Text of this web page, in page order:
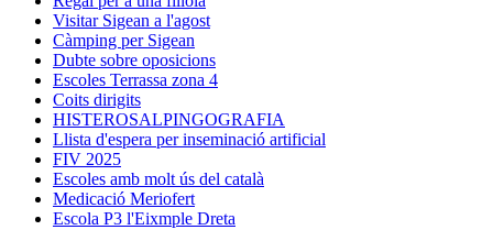
Visitar Sigean a l'agost
Càmping per Sigean
Dubte sobre oposicions
Escoles Terrassa zona 4
Coits dirigits
HISTEROSALPINGOGRAFIA
Llista d'espera per inseminació artificial
FIV 2025
Escoles amb molt ús del català
Medicació Meriofert
Escola P3 l'Eixmple Dreta